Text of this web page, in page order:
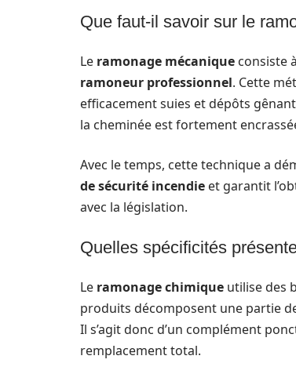
Que faut-il savoir sur le
Le ramonage mécanique consiste
ramoneur professionnel. Cette
efficacement suies et dépôts
la cheminée est fortement
Avec le temps, cette technique a
de sécurité incendie et garantit
avec la législation.
Quelles spécificités
Le ramonage chimique utilise des
produits décomposent une partie
Il s’agit donc d’un complément
remplacement total.